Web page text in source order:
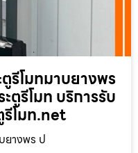
รีโมทมาบยางพร
ตูรีโมท บริการรับ
รีโมท.net
ยางพร ป